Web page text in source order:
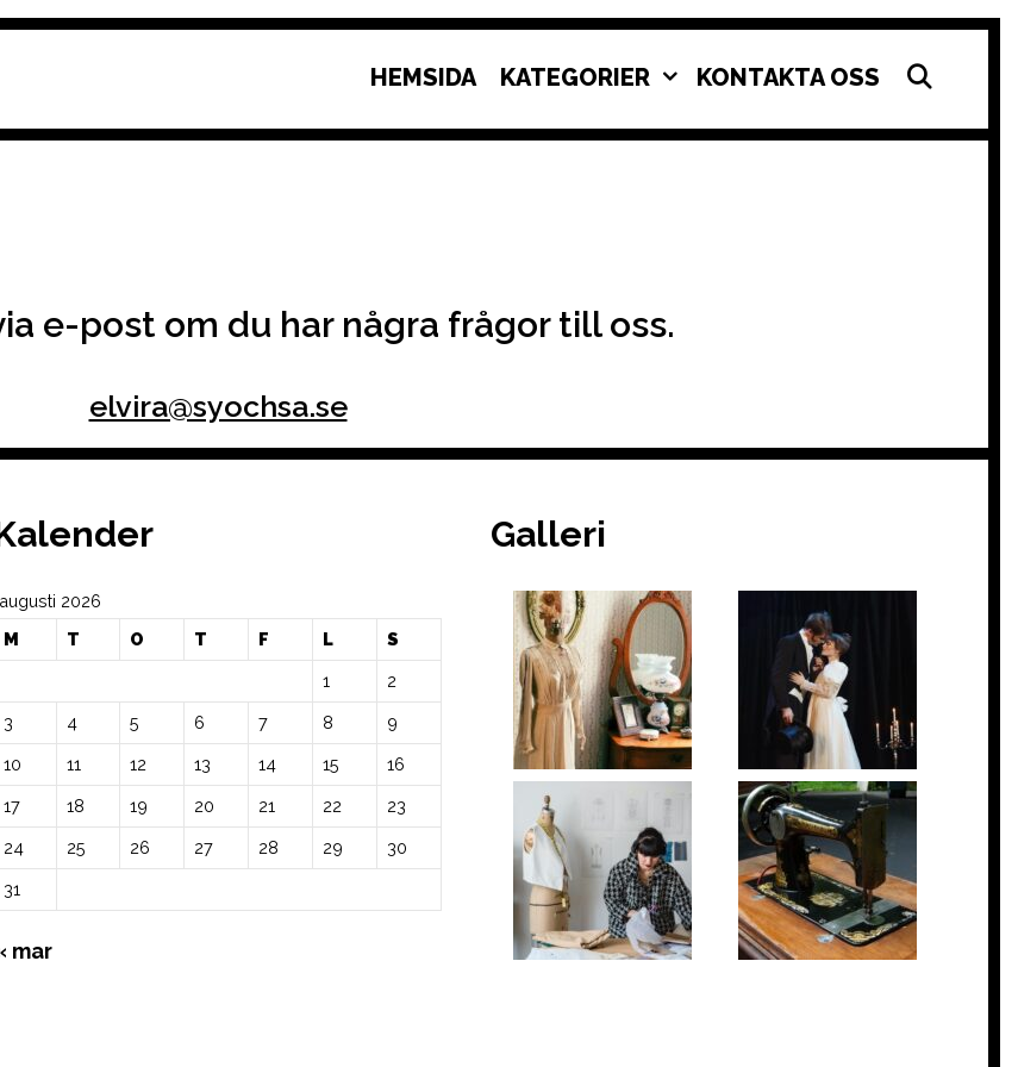
HEMSIDA KATEGORIER KONTAKTA OSS
e-post om du har några frågor till oss.
elvira@syochsa.se
augusti 2026
M
T O T F L S
1 2
3 4 5 6 7 8 9
10 11 12 13 14 15 16
17 18 19 20 21 22 23
24 25 26 27 28 29 30
31
mar
Galleri